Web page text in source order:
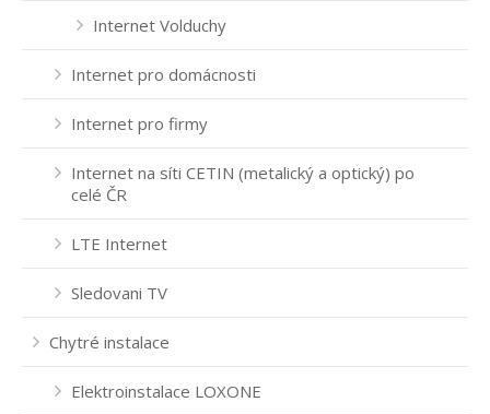
Internet Volduchy
Internet pro domácnosti
Internet pro firmy
Internet na síti CETIN (metalický a optický) po
celé ČR
LTE Internet
Sledovani TV
Chytré instalace
Elektroinstalace LOXONE